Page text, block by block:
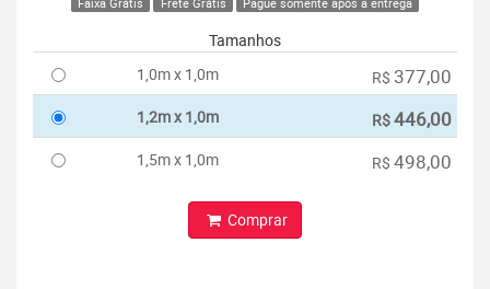
Faixa Grátis Frete Grátis Pague somente após a entrega
Tamanhos
1,0m x 1,0m
R$ 377,00
1,2m x 1,0m R$446,00
1,5m x 1,0m R$ 498,00
Comprar